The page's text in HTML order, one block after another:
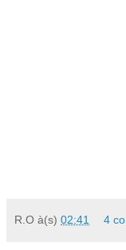
R.O à(s) 02:41 4